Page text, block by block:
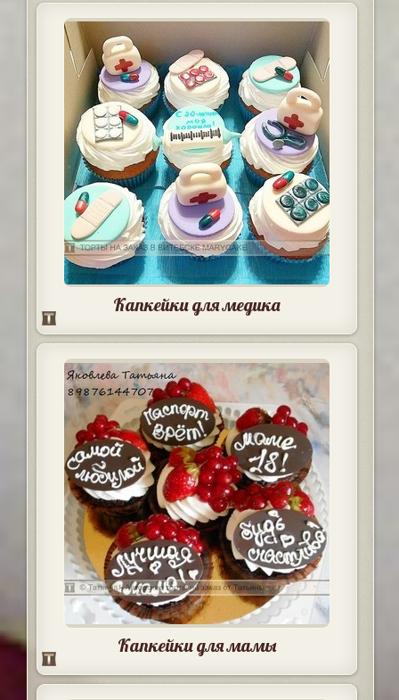
Капкейки для медика
Капкейки для мамы